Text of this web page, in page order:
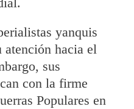
yanquis
atención hacia el
sus
con la firme
Populares en